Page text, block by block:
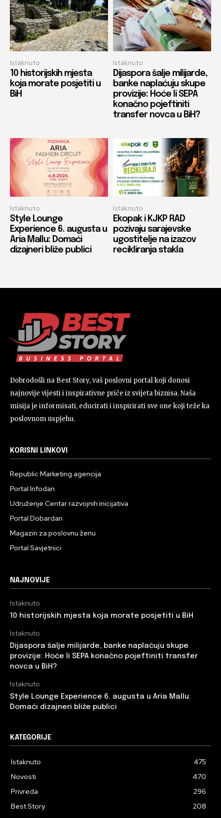
Istaknuto
10 historijskih mjesta
koja morate posjetiti u
BiH
Istaknuto
Dijaspora šalje milijarde,
banke naplaćuju skupe
provizije: Hoće li SEPA
konačno pojeftiniti
transfer novca u BiH?
Istaknuto
Style Lounge
Experience 6. augusta u
Aria Mallu: Domaći
dizajneri bliže publici
Istaknuto
Ekopak i KJKP RAD
pozivaju sarajevske
ugostitelje na izazov
recikliranja stakla
Dobrodošli na Best Story, vaš poslovni portal koji donosi
najnovije vijesti i inspirativne priče iz svijeta biznisa. Naša
misija je informisati, educirati i inspirirati sve one koji teže ka
poslovnom uspjehu.
KORISNI LINKOVI
Republic Marketing agencija
Portal Infodan
Udruženje Centar razvojnih inicijativa
Portal Dobardan
Magazin za poslovnu ženu
Portal Savjetnici
NAJNOVIJE
Istaknuto
10 historijskih mjesta koja morate posjetiti u BiH
Istaknuto
Dijaspora šalje milijarde, banke naplaćuju skupe
provizije: Hoće li SEPA konačno pojeftiniti transfer
novca u BiH?
Istaknuto
Style Lounge Experience 6. augusta u Aria Mallu:
Domaći dizajneri bliže publici
KATEGORIJE
Istaknuto
475
Novosti
470
Privreda
296
Best Story
208